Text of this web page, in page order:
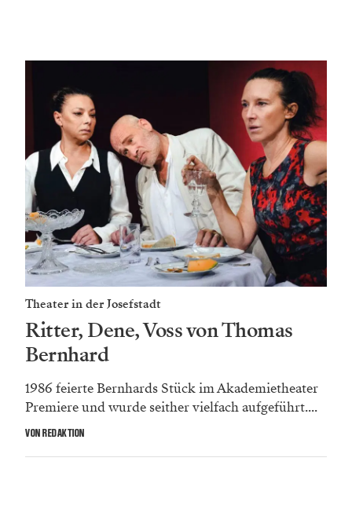
Theater in der Josefstadt
Ritter, Dene, Voss von Thomas
Bernhard
1986 feierte Bernhards Stück im Akademietheater
Premiere und wurde seither vielfach aufgeführt....
VON REDAKTION